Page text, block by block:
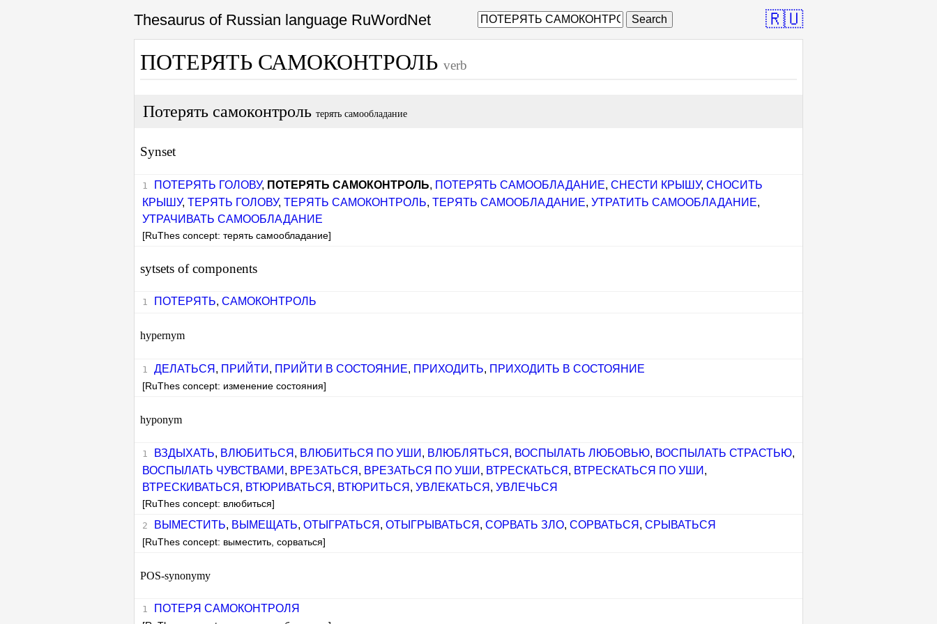
Thesaurus of Russian language RuWordNet Search 🇷🇺
ПОТЕРЯТЬ САМОКОНТРОЛЬ verb
Потерять самоконтроль терять самообладание
Synset
ПОТЕРЯТЬ ГОЛОВУ, ПОТЕРЯТЬ САМОКОНТРОЛЬ, ПОТЕРЯТЬ САМООБЛАДАНИЕ, СНЕСТИ КРЫШУ, СНОСИТЬ
КРЫШУ,ТЕРЯТЬ ГОЛОВУ,ТЕРЯТЬ САМОКОНТРОЛЬ,ТЕРЯТЬ САМООБЛАДАНИЕ,УТРАТИТЬ САМООБЛАДАНИЕ,
УТРАЧИВАТЬ САМООБЛАДАНИЕ
[RuThes concept: терять самообладание]
sytsets of components
ПОТЕРЯТЬ, САМОКОНТРОЛЬ
hypernym
ДЕЛАТЬСЯ , ПРИЙТИ , ПРИЙТИ В СОСТОЯНИЕ, ПРИХОДИТЬ, ПРИХОДИТЬ В СОСТОЯНИЕ
[RuThes concept: изменение состояния]
hyponym
ВЗДЫХАТЬ, ВЛЮБИТЬСЯ , ВЛЮБИТЬСЯ ПО УШИ , ВЛЮБЛЯТЬСЯ , ВОСПЫЛАТЬ ЛЮБОВЬЮ, ВОСПЫЛАТЬ СТРАСТЬЮ,
ВОСПЫЛАТЬ ЧУВСТВАМИ , ВРЕЗАТЬСЯ , ВРЕЗАТЬСЯ ПО УШИ , ВТРЕСКАТЬСЯ , ВТРЕСКАТЬСЯ ПО УШИ ,
ВТРЕСКИВАТЬСЯ , ВТЮРИВАТЬСЯ , ВТЮРИТЬСЯ ,УВЛЕКАТЬСЯ ,УВЛЕЧЬСЯ
[RuThes concept: влюбиться]
ВЫМЕСТИТЬ, ВЫМЕЩАТЬ, ОТЫГРАТЬСЯ , ОТЫГРЫВАТЬСЯ , СОРВАТЬ ЗЛО, СОРВАТЬСЯ , СРЫВАТЬСЯ
[RuThes concept: выместить, сорваться]
POS-synonymy
ПОТЕРЯ САМОКОНТРОЛЯ